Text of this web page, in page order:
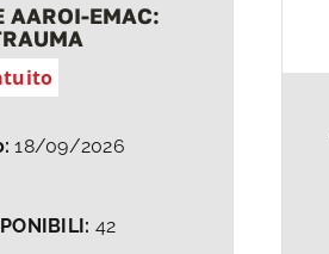
AAROI-EMAC:
18/09/2026
42